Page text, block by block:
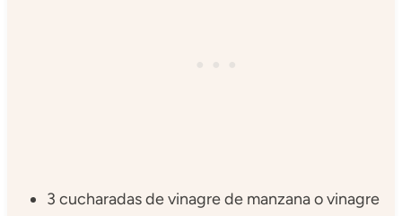
3 cucharadas de vinagre de manzana o vinagre